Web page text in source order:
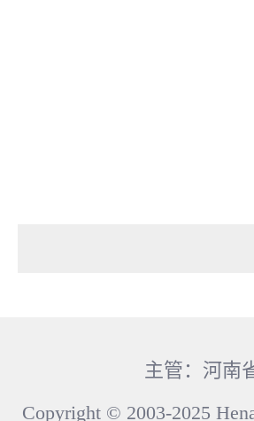
主管：河南
Copyright © 2003-2025